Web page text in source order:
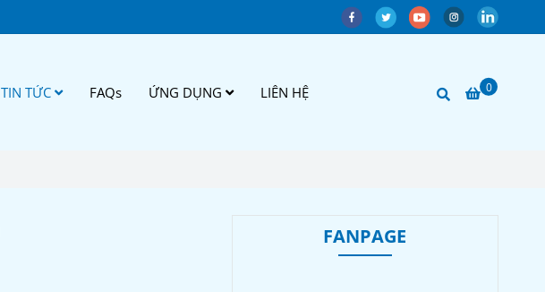
0
TIN TỨC FAQs ỨNG DỤNG LIÊN HỆ
FANPAGE